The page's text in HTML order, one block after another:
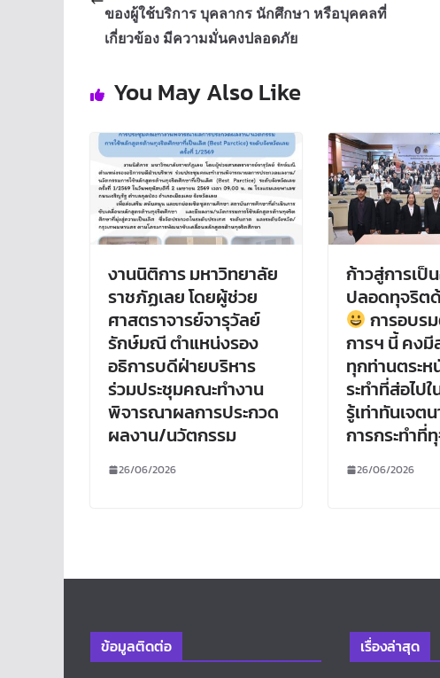
ของผู้ใช้บริการ บุคลากร นักศึกษา หรือบุคคลที่
เกี่ยวข้อง มีความมั่นคงปลอดภัย
You May Also Like
งานนิติการ มหาวิทยาลัย
ราชภัฏเลย โดยผู้ช่วย
ศาสตราจารย์จารุวัลย์
รักษ์มณี ตำแหน่งรอง
อธิการบดีฝ่ายบริหาร
ร่วมประชุมคณะทำงาน
พิจารณาผลการประกวด
ผลงาน/นวัตกรรม
26/06/2026
ก้าวสู่การเป็
ปลอดทุจริต
การอบร
การฯ นี้ คงมี
ทุกท่านตระ
ระทำที่ส่อไป
รู้เท่าทันเจตน
การกระทำที่
26/06/2026
ข้อมูลติดต่อ เรื่องล่าสุด